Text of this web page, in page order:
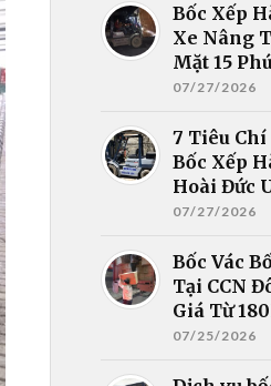
Bốc Xếp
Xe Nâng
Mặt 15
07/27/2026
7 Tiêu Chí
Bốc Xếp
Hoài Đức
07/27/2026
Bốc Vác
Tại CCN
Giá Từ
07/25/2026